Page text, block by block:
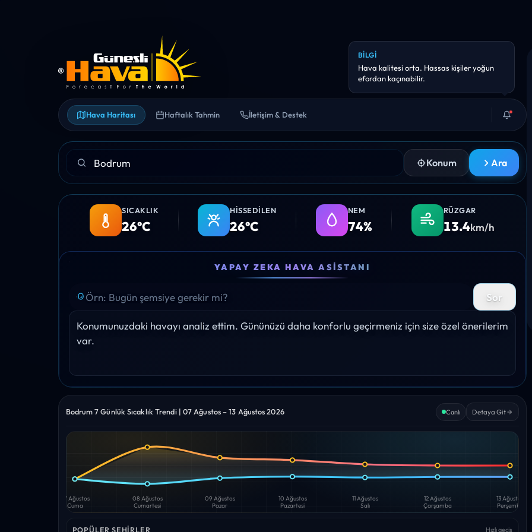
Hava Haritası Haftalık Tahmin İletişim & Destek
ANLIK UYARI
Yarın sıcaklık 35°C civarına çıkabilir. Bol su
ve gölge iyi fikir.
Konum Ara
SICAKLIK
26°C
HISSEDILEN
26°C
NEM
74%
RÜZGAR
13.4km/h
YAPAY ZEKA HAVA ASISTANI
Sor
Konumunuzdaki havayı analiz ettim. Gününüzü daha konforlu geçirmeniz için size özel önerilerim
var.
Bodrum 7 Günlük Sıcaklık Trendi | 07 Ağustos – 13 Ağustos 2026 Canlı Detaya Git
Düşük
07 Ağustos
Cuma
08 Ağustos
Cumartesi
09 Ağustos
Pazar
10 Ağustos
Pazartesi
11 Ağustos
Salı
12 Ağustos
Çarşamba
13 Ağustos
Perşembe
POPÜLER ŞEHIRLER Hızlı geçiş
13:00
34°
14:00
Yağış: 0%
15:00 16:00 17:00 18:00 19:00 20:00
30°
Yağış: 0%
21:00
Yağış: